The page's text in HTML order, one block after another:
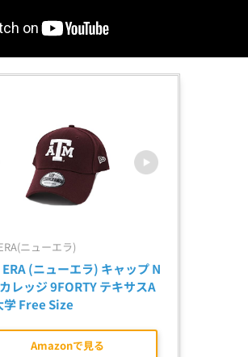
ニューエラ)
ERA (ニューエラ) キャップ N
レッジ 9FORTY テキサスA
学 Free Size
Amazonで見る